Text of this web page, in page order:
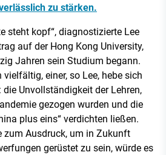
zu stärken.
steht kopf“, diagnostizierte Lee
auf der Hong Kong University,
Jahren sein Studium begann.
vielfältig, einer, so Lee, hebe sich
die Unvollständigkeit der Lehren,
gezogen wurden und die
plus eins“ verdichten ließen.
zum Ausdruck, um in Zukunft
gerüstet zu sein, würde es